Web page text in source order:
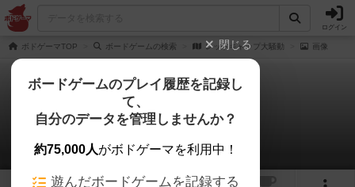
ログイン
ボドゲーマTOP ボードゲームの検索 レッドキャップ大騒動 画像
レッドキャップ大騒動
1件の画像
1 1
閉じる
ボードゲームのプレイ履歴を記録し
て、
自分のデータを管理しませんか？
約75,000人がボドゲーマを利用中！
遊んだボードゲームを記録する